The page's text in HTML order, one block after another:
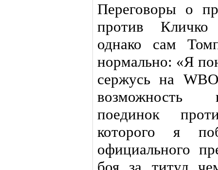
Переговоры о
против Кличко
однако сам
нормально: «Я
сержусь на
возможность
поединок
которого я
официального